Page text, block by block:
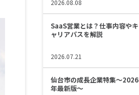
2026.08.08
SaaS営業とは？仕事内容やキ
ャリアパスを解説
2026.07.21
仙台市の成長企業特集～2026
年最新版～